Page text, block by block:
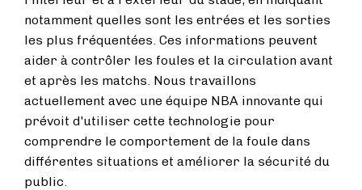
notamment quelles sont les entrées et les sorties
les plus fréquentées. Ces informations peuvent
aider à contrôler les foules et la circulation avant
et après les matchs. Nous travaillons
actuellement avec une équipe NBA innovante qui
prévoit d'utiliser cette technologie pour
comprendre le comportement de la foule dans
différentes situations et améliorer la sécurité du
public.